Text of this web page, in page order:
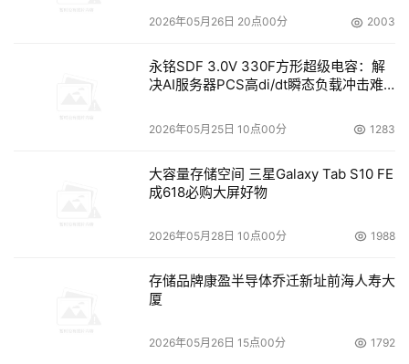
息画像”，辅助管理者快速决策。
目前，武汉的数字化转型已取得显著成效，打造了智慧气
象、智慧防洪、智慧消防、城市内涝等一批多跨融合的应用
市民政务服务满意度提升至98%。
未来，华为将持续携手武汉，以创新的ICT技术为武汉城市
数智化贡献力量。同时华为将联合全球伙伴，融合武汉经
验，加速城市智能化，为全球客户打造能感知、会思考、有
本文来源于DOIT传媒，文章内容仅供参考，不构成投资建议。
2026年05月26日 20点00分 2003
永铭SDF 3.0V 330F方形超级电容：解
决AI服务器PCS高di/dt瞬态负载冲击难
2026年05月25日 10点00分 1283
大容量存储空间 三星Galaxy Tab S10 FE
成618必购大屏好物
2026年05月28日 10点00分 1988
存储品牌康盈半导体乔迁新址前海人寿大
厦
2026年05月26日 15点00分 1792